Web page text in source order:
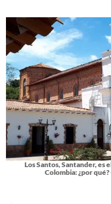
Los Santos, Santander, es
Colombia: ¿por qué?